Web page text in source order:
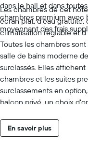
dans le hall et dans
chambres premium avec
moyennant des frais
Les chambres de cet
écran plat, d'eau
climatisation réglable et
Toutes les chambres
salle de bains moderne
surclassés. Elles
chambres et les suites
surclassements en
balcon privé, un choix
En savoir plus